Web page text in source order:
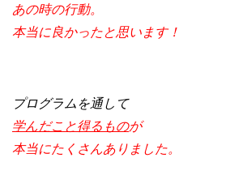
あの時の行動。
本当に良かったと思います！
プログラムを通して
学んだこと得るものが
本当にたくさんありました。